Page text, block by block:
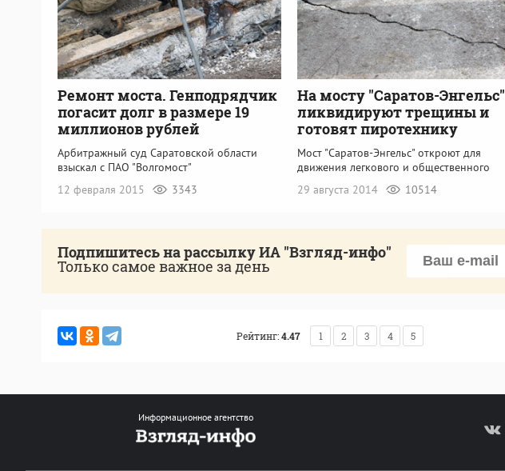
Ремонт моста. Генподрядчик
погасит долг в размере 19
миллионов рублей
Арбитражный суд Саратовской области
взыскал с ПАО "Волгомост"
12 февраля 2015
3343
На мосту "Саратов-Энгельс"
ликвидируют трещины и
готовят пиротехнику
Мост "Саратов-Энгельс" откроют для
движения легкового и общественного
29 августа 2014
10514
Подпишитесь на рассылку ИА "Взгляд-инфо"
Только самое важное за день
Рейтинг:4.47 1 2 3 4 5
Информационное агентство